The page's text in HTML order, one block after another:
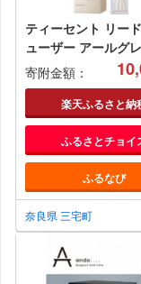
ティーセント リー
ューザー アールグ
ー の 香り 晴香堂
HARUKADO TEA
ルームフレグランス
インテリア アロマ 香り リ
ビング 玄関 ベッド
プレゼント ギフト
寄附金額：
楽天ふるさと納
ふるさとチョイ
ふるなび
奈良県 三宅町